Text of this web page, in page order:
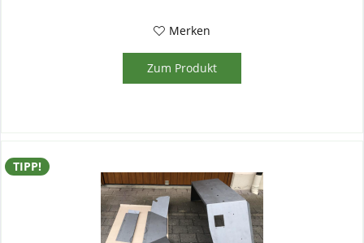
Merken
Zum Produkt
TIPP!